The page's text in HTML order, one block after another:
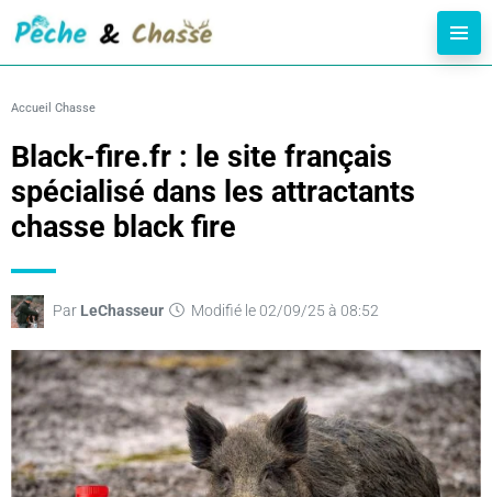
Accueil Chasse
Black-fire.fr : le site français
spécialisé dans les attractants
chasse black fire
Par LeChasseur Modifié le 02/09/25 à 08:52